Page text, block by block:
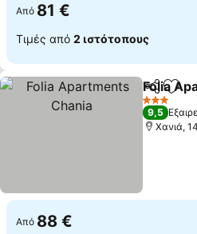
Από 81 €
Τιμές από 2 ιστότοπους
Folia
3 Αστέρια
9,5
Χανιά,
Από 88 €